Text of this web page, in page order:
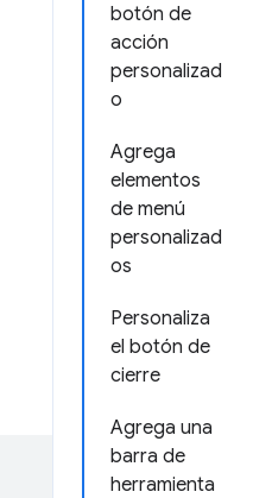
botón de
acción
personalizad
o
Agrega
elementos
de menú
personalizad
os
Personaliza
el botón de
cierre
Agrega una
barra de
herramienta